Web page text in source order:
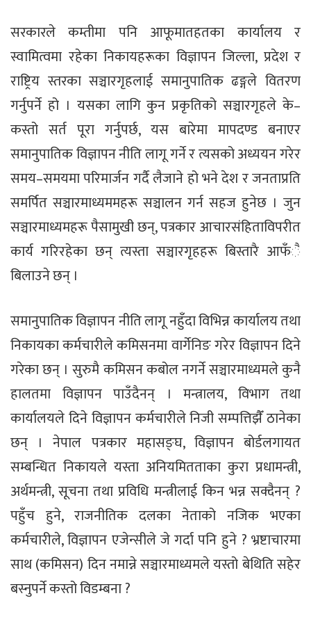
सरकारले कम्तीमा पनि आफूमातहतका कार्यालय र
स्वामित्वमा रहेका निकायहरूका विज्ञापन जिल्ला, प्रदेश र
राष्ट्रिय स्तरका सञ्चारगृहलाई समानुपातिक ढङ्गले वितरण
गर्नुपर्ने हो । यसका लागि कुन प्रकृतिको सञ्चारगृहले के–
कस्तो सर्त पूरा गर्नुपर्छ, यस बारेमा मापदण्ड बनाएर
समानुपातिक विज्ञापन नीति लागू गर्ने र त्यसको अध्ययन गरेर
समय–समयमा परिमार्जन गर्दै लैजाने हो भने देश र जनताप्रति
समर्पित सञ्चारमाध्यममहरू सञ्चालन गर्न सहज हुनेछ । जुन
सञ्चारमाध्यमहरू पैसामुखी छन्, पत्रकार आचारसंहिताविपरीत
कार्य गरिरहेका छन् त्यस्ता सञ्चारगृहहरू बिस्तारै आफँै
बिलाउने छन् ।
समानुपातिक विज्ञापन नीति लागू नहुँदा विभिन्न कार्यालय तथा
निकायका कर्मचारीले कमिसनमा वार्गेनिङ गरेर विज्ञापन दिने
गरेका छन् । सुरुमै कमिसन कबोल नगर्ने सञ्चारमाध्यमले कुनै
हालतमा विज्ञापन पाउँदैनन् । मन्त्रालय, विभाग तथा
कार्यालयले दिने विज्ञापन कर्मचारीले निजी सम्पत्तिझैँ ठानेका
छन् । नेपाल पत्रकार महासङ्घ, विज्ञापन बोर्डलगायत
सम्बन्धित निकायले यस्ता अनियमितताका कुरा प्रधामन्त्री,
अर्थमन्त्री, सूचना तथा प्रविधि मन्त्रीलाई किन भन्न सक्दैनन् ?
पहुँच हुने, राजनीतिक दलका नेताको नजिक भएका
कर्मचारीले, विज्ञापन एजेन्सीले जे गर्दा पनि हुने ? भ्रष्टाचारमा
साथ (कमिसन) दिन नमान्ने सञ्चारमाध्यमले यस्तो बेथिति सहेर
बस्नुपर्ने कस्तो विडम्बना ?